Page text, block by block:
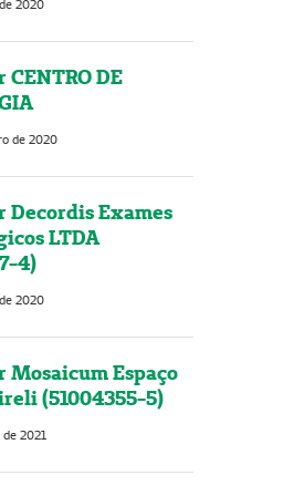
2020
DE
de 2020
Decordis Exames
LTDA
4)
2020
Mosaicum Espaço
(51004355-5)
2021